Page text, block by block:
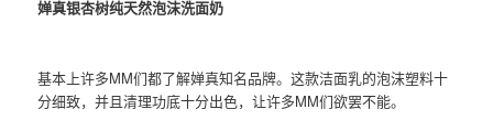
婵真银杏树纯天然泡沫洗面奶
基本上许多MM们都了解婵真知名品牌。这款洁面乳的泡沫塑料十
分细致，并且清理功底十分出色，让许多MM们欲罢不能。